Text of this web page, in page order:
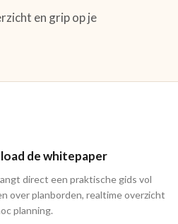
en grip op je
de whitepaper
direct een praktische gids vol
over planborden, realtime overzicht
planning.